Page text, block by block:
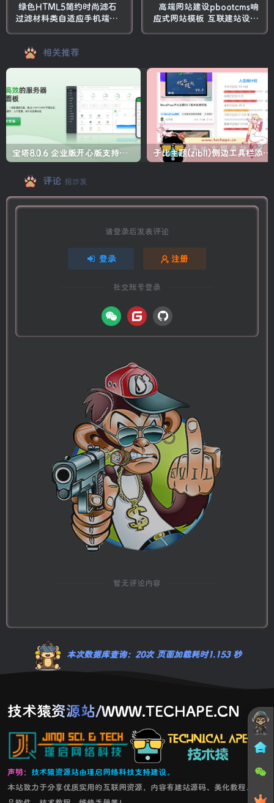
绿色HTML5简约时尚滤石
过滤材料类自适应手机端
高端网站建设pbootcms响
应式网站模板 互联建站设计
相关推荐
宝塔8.0.6 企业版开心版支持最新升级【一键脚本】 子比主题(zibll)侧边工具栏添加人生倒计时美化
评论 抢沙发
请登录后发表评论
登录 注册
社交账号登录
暂无评论内容
本次数据库查询：20次 页面加载耗时1.153 秒
技术猿资源站/WWW.TECHAPE.CN
声明： 技术猿资源站由瑾启网络科技支持建设。
本站致力于分享优质实用的互联网资源，内容有建站源码、美化教程、精